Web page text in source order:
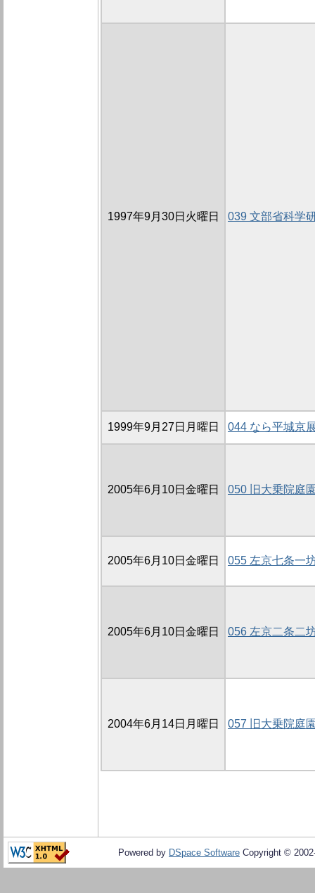
1997年9月30日火曜日 039 文部省科学
1999年9月27日月曜日 044 なら平城京
2005年6月10日金曜日 050 旧大乗院庭
2005年6月10日金曜日 055 左京七条一
2005年6月10日金曜日 056 左京二条二
2004年6月14日月曜日 057 旧大乗院庭
Powered by DSpace Software Copyright ©